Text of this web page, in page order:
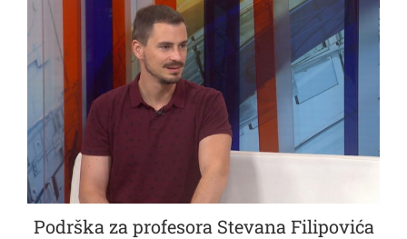
Podrška za profesora Stevana Filipovića